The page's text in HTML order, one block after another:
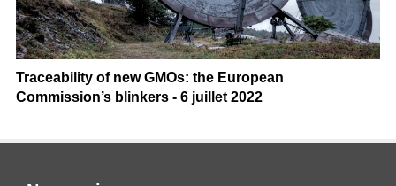
Traceability of new GMOs: the European
Commission’s blinkers - 6 juillet 2022